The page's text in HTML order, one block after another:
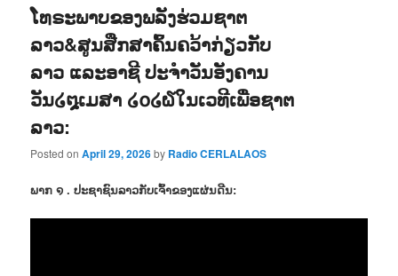
ໂທຣະພາບຂອງພລັງຮ່ວມຊາຕ
ລາວ&ສູນສືກສາຄົ້ນຄວ້າກ່ຽວກັບ
ລາວ ແລະອາຊີ ປະຈຳວັນອັງຄານ
ວັນ໒໘ເມສາ ໒໐໒໖ໃນເວທີເພື່ອຊາຕ
ລາວ:
Posted onApril 29, 2026by Radio CERLALAOS
ພາກ ໑ . ປະຊາຊົນລາວກັບເຈົ້າຂອງແຜ່ນດີນ: